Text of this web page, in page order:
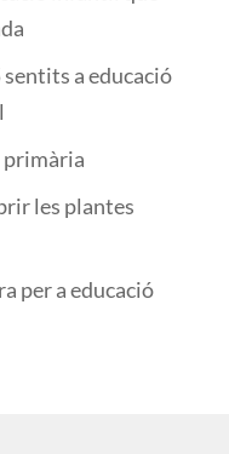
a educació
primària
les plantes
per a educació